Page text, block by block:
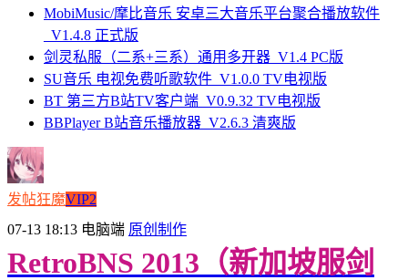
MobiMusic/摩比音乐 安卓三大音乐平台聚合播放软件
_V1.4.8 正式版
剑灵私服（二系+三系）通用多开器_V1.4 PC版
SU音乐 电视免费听歌软件_V1.0.0 TV电视版
BT 第三方B站TV客户端_V0.9.32 TV电视版
BBPlayer B站音乐播放器_V2.6.3 清爽版
发帖狂魔VIP2
07-13 18:13 电脑端 原创制作
RetroBNS 2013（新加坡服剑